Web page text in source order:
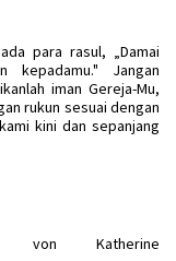
para rasul, „Damai
kepadamu." Jangan
iman Gereja-Mu,
rukun sesuai dengan
kini dan sepanjang
Katherine